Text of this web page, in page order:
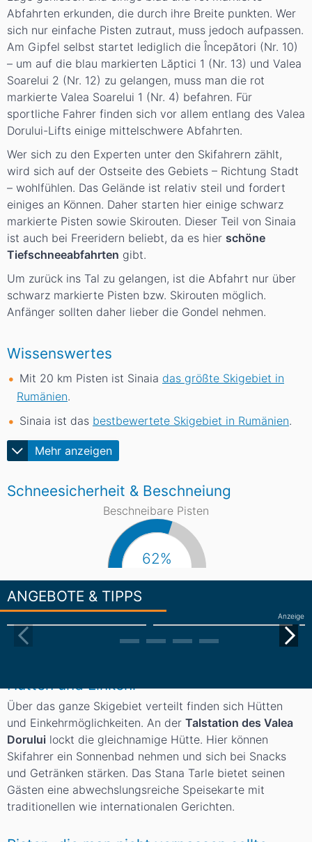
Abfahrten erkunden, die durch ihre Breite punkten. Wer
sich nur einfache Pisten zutraut, muss jedoch aufpassen.
Am Gipfel selbst startet lediglich die Începători (Nr. 10)
– um auf die blau markierten Lăptici 1 (Nr. 13) und Valea
Soarelui 2 (Nr. 12) zu gelangen, muss man die rot
markierte Valea Soarelui 1 (Nr. 4) befahren. Für
sportliche Fahrer finden sich vor allem entlang des Valea
Dorului-Lifts einige mittelschwere Abfahrten.
Wer sich zu den Experten unter den Skifahrern zählt,
wird sich auf der Ostseite des Gebiets – Richtung Stadt
– wohlfühlen. Das Gelände ist relativ steil und fordert
einiges an Können. Daher starten hier einige schwarz
markierte Pisten sowie Skirouten. Dieser Teil von Sinaia
ist auch bei Freeridern beliebt, da es hier schöne
Tiefschneeabfahrten gibt.
Um zurück ins Tal zu gelangen, ist die Abfahrt nur über
schwarz markierte Pisten bzw. Skirouten möglich.
Anfänger sollten daher lieber die Gondel nehmen.
Wissenswertes
Mehr anzeigen
Mit 20 km Pisten ist Sinaia das größte Skigebiet in
Rumänien.
Sinaia ist das bestbewertete Skigebiet in Rumänien.
Schneesicherheit & Beschneiung
Beschneibare Pisten
62%
ANGEBOTE & TIPPS
Anzeige
Hütten und Einkehr
Über das ganze Skigebiet verteilt finden sich Hütten
und Einkehrmöglichkeiten. An der Talstation des Valea
Dorului lockt die gleichnamige Hütte. Hier können
Skifahrer ein Sonnenbad nehmen und sich bei Snacks
und Getränken stärken. Das Stana Tarle bietet seinen
Gästen eine abwechslungsreiche Speisekarte mit
traditionellen wie internationalen Gerichten.